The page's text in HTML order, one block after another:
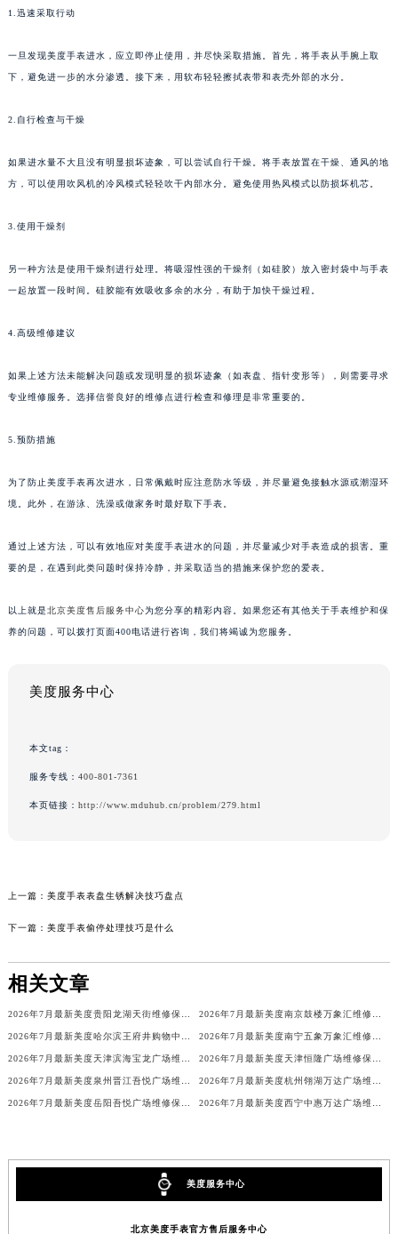
1.迅速采取行动
一旦发现美度手表进水，应立即停止使用，并尽快采取措施。首先，将手表从手腕上取
下，避免进一步的水分渗透。接下来，用软布轻轻擦拭表带和表壳外部的水分。
2.自行检查与干燥
如果进水量不大且没有明显损坏迹象，可以尝试自行干燥。将手表放置在干燥、通风的地
方，可以使用吹风机的冷风模式轻轻吹干内部水分。避免使用热风模式以防损坏机芯。
3.使用干燥剂
另一种方法是使用干燥剂进行处理。将吸湿性强的干燥剂（如硅胶）放入密封袋中与手表
一起放置一段时间。硅胶能有效吸收多余的水分，有助于加快干燥过程。
4.高级维修建议
如果上述方法未能解决问题或发现明显的损坏迹象（如表盘、指针变形等），则需要寻求
专业维修服务。选择信誉良好的维修点进行检查和修理是非常重要的。
5.预防措施
为了防止美度手表再次进水，日常佩戴时应注意防水等级，并尽量避免接触水源或潮湿环
境。此外，在游泳、洗澡或做家务时最好取下手表。
通过上述方法，可以有效地应对美度手表进水的问题，并尽量减少对手表造成的损害。重
要的是，在遇到此类问题时保持冷静，并采取适当的措施来保护您的爱表。
以上就是北京美度售后服务中心为您分享的精彩内容。如果您还有其他关于手表维护和保
养的问题，可以拨打页面400电话进行咨询，我们将竭诚为您服务。
美度服务中心
本文tag：
服务专线： 400-801-7361
本页链接： http://www.mduhub.cn/problem/279.html
上一篇： 美度手表表盘生锈解决技巧盘点
下一篇： 美度手表偷停处理技巧是什么
相关文章
美度服务中心
北京美度手表官方售后服务中心